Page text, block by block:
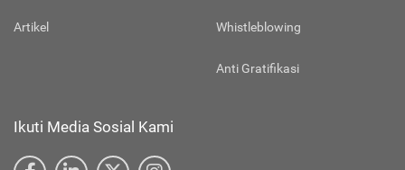
Artikel Whistleblowing
Anti Gratifikasi
Ikuti Media Sosial Kami